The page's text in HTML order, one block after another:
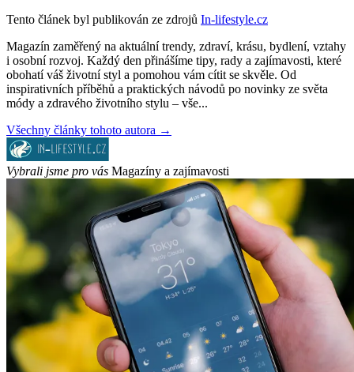
Tento článek byl publikován ze zdrojů In-lifestyle.cz
Magazín zaměřený na aktuální trendy, zdraví, krásu, bydlení, vztahy
i osobní rozvoj. Každý den přinášíme tipy, rady a zajímavosti, které
obohatí váš životní styl a pomohou vám cítit se skvěle. Od
inspirativních příběhů a praktických návodů po novinky ze světa
módy a zdravého životního stylu – vše...
Všechny články tohoto autora →
Vybrali jsme pro vás Magazíny a zajímavosti